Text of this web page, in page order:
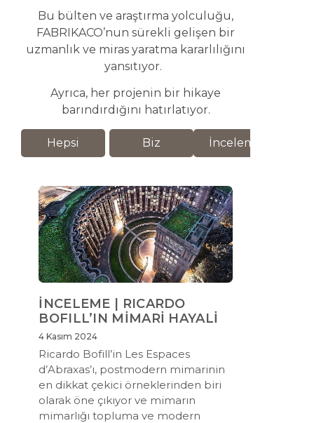
Bu bülten ve araştırma yolculuğu,
FABRIKACO’nun sürekli gelişen bir
uzmanlık ve miras yaratma kararlılığını
yansıtıyor.
Ayrıca, her projenin bir hikaye
barındırdığını hatırlatıyor.
Hepsi Biz İnceleme
İNCELEME | RICARDO
BOFILL’IN MİMARİ HAYALİ
4 Kasım 2024
Ricardo Bofill’in Les Espaces
d’Abraxas’ı, postmodern mimarinin
en dikkat çekici örneklerinden biri
olarak öne çıkıyor ve mimarın
mimarlığı topluma ve modern